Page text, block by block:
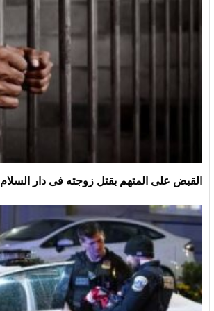
القبض على المتهم بقتل زوجته فى دار السلام